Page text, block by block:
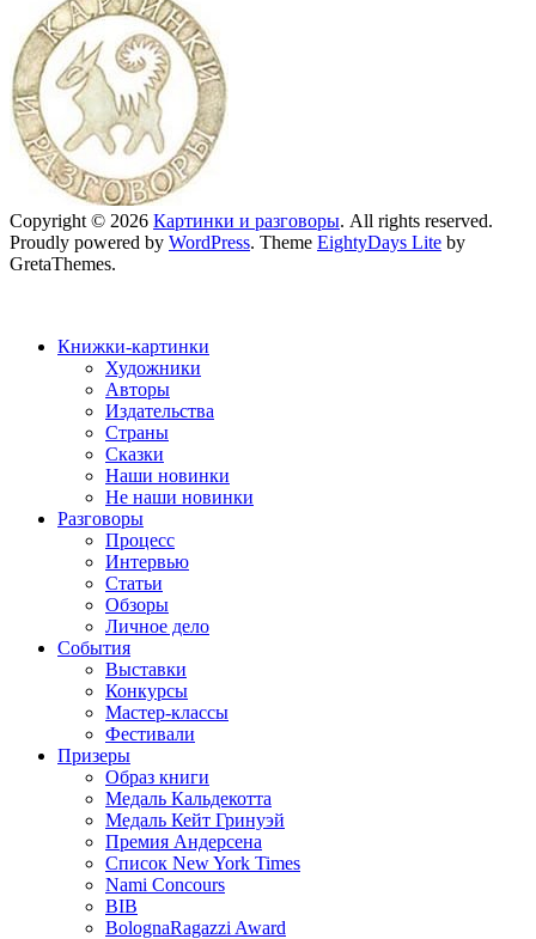
Copyright © 2026 Картинки и разговоры. All rights reserved.
Proudly powered by WordPress. Theme EightyDays Lite by
GretaThemes.
Книжки-картинки
Художники
Авторы
Издательства
Страны
Сказки
Наши новинки
Не наши новинки
Разговоры
Процесс
Интервью
Статьи
Обзоры
Личное дело
События
Выставки
Конкурсы
Мастер-классы
Фестивали
Призеры
Образ книги
Медаль Кальдекотта
Медаль Кейт Гринуэй
Премия Андерсена
Список New York Times
Nami Concours
BIB
BolognaRagazzi Award